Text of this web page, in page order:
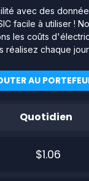
avec des
facile à utiliser !
les coûts
réalisez chaque
AU
Quotidien
$1.06